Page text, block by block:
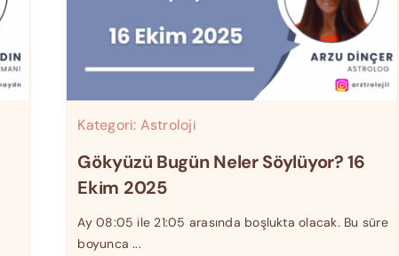
Kategori: Astroloji
Gökyüzü Bugün Neler Söylüyor? 16
Ekim 2025
Ay 08:05 ile 21:05 arasında boşlukta olacak. Bu süre
boyunca ...